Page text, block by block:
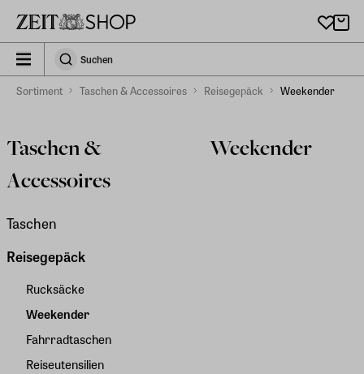
zeit_storefront.components.search.collapsed
SuchenSuchen
Sortiment Taschen & Accessoires Reisegepäck Weekender
Taschen &
Accessoires
Taschen
Reisegepäck
Rucksäcke
Weekender
Fahrradtaschen
Reiseutensilien
Weekender